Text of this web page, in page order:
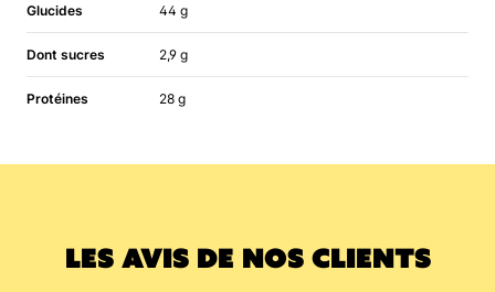
Glucides 44 g
Dont sucres 2,9 g
Protéines 28 g
LES AVIS DE NOS CLIENTS